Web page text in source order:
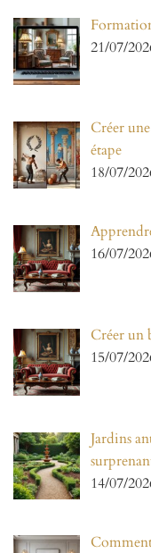
21/07/
Créer
étape
18/07/
16/07/
Créer un
15/07/
Jardins
14/07/